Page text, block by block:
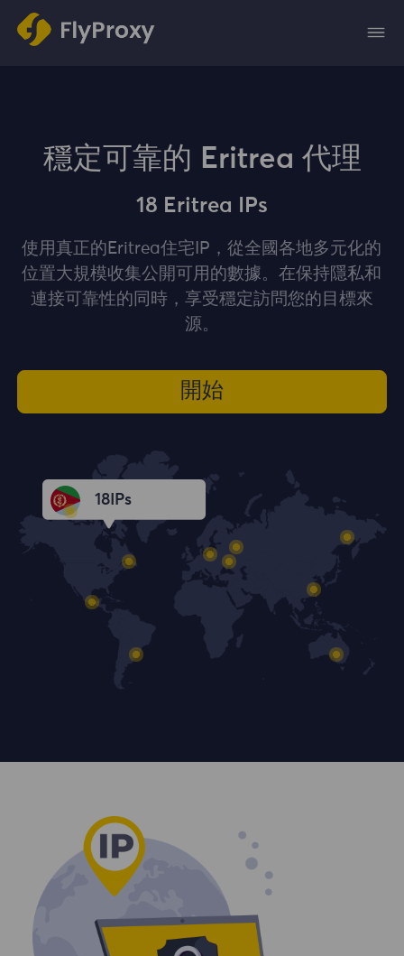
穩定可靠的 Eritrea 代理
18 Eritrea IPs
使用真正的Eritrea住宅IP，從全國各地多元化的
位置大規模收集公開可用的數據。在保持隱私和
連接可靠性的同時，享受穩定訪問您的目標來
源。
開始
18IPs